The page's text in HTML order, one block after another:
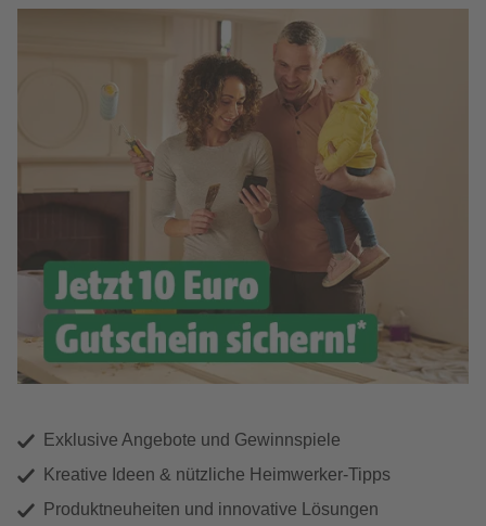
Exklusive Angebote und Gewinnspiele
Kreative Ideen & nützliche Heimwerker-Tipps
Produktneuheiten und innovative Lösungen